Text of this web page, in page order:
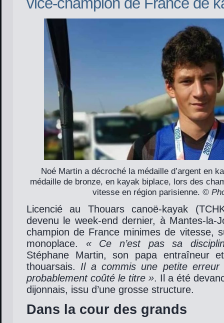
Noé Martin a décroché la médaille d’argent en
médaille de bronze, en kayak biplace, lors des
vitesse en région parisienne. ©
Licencié au Thouars canoë-kayak
devenu le week-end dernier, à Mantes-la-
champion de France minimes de vitesse,
monoplace. « Ce n’est pas sa
Stéphane Martin, son papa entraîneur
thouarsais. Il a commis une petite
probablement coûté le titre ». Il a été
dijonnais, issu d’une grosse structure.
Dans la cour des grands